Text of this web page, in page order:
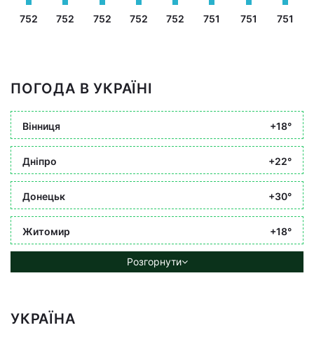
752 752 752 752 752 751 751 751
ПОГОДА В УКРАЇНІ
Вінниця +18°
Дніпро +22°
Донецьк +30°
Житомир +18°
Розгорнути
УКРАЇНА